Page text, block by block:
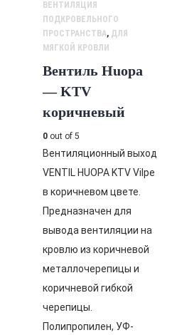
ВЕНТИЛЯЦИЯ
ПОДКРОВЕЛЬНОГО
ПРОСТРАНСТВА, ДЛЯ
МЯГКОЙ КРОВЛИ
Вентиль Huopa
— KTV
коричневый
0 out of 5
Вентиляционный выход
VENTIL HUOPA KTV Vilpe
в коричневом цвете.
Предназначен для
вывода вентиляции на
кровлю из коричневой
металлочерепицы и
коричневой гибкой
черепицы.
Полипропилен, УФ-